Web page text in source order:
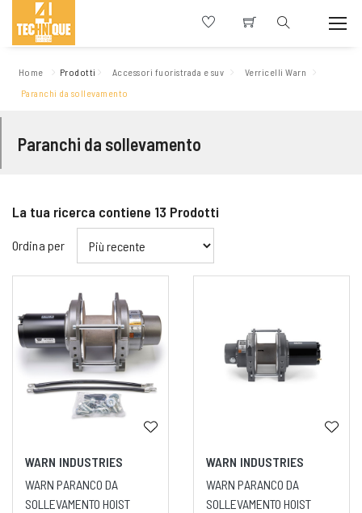
Home Prodotti Accessori fuoristrada e suv
Verricelli Warn
Paranchi da sollevamento
Paranchi da sollevamento
La tua ricerca contiene 13 Prodotti
Ordina per
WARN INDUSTRIES
WARN PARANCO DA
SOLLEVAMENTO HOIST
WARN INDUSTRIES
WARN PARANCO DA
SOLLEVAMENTO HOIST